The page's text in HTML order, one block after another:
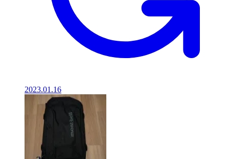
2023.01.16